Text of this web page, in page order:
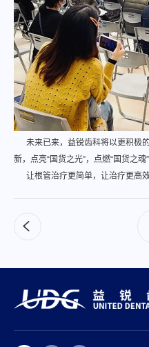
未来已来，益锐齿科将以更积极
新，点亮“国货之光”，点燃“国货之魂”
让根管治疗更简单，让治疗更高效